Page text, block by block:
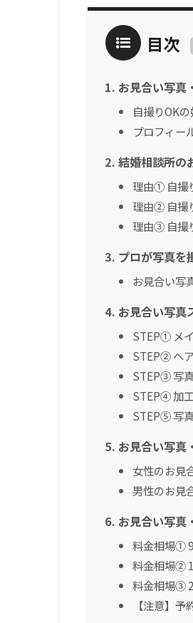
目次
お見合い写真
自撮りOK
プロフィー
結婚相談所の
理由① 自撮
理由② 自撮
理由③ 自撮
プロが写真を
お見合い写
お見合い写真
STEP① メ
STEP② ヘ
STEP③ 写
STEP④ 加
STEP⑤ 写
お見合い写真
女性のお見
男性のお見
お見合い写真
料金相場①
料金相場②
料金相場③
【注意】予